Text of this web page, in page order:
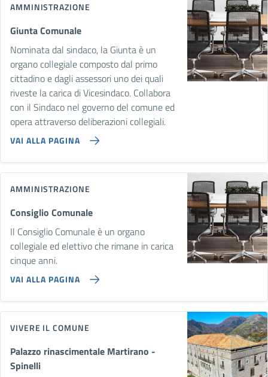
AMMINISTRAZIONE
Giunta Comunale
Nominata dal sindaco, la Giunta è un
organo collegiale composto dal primo
cittadino e dagli assessori uno dei quali
riveste la carica di Vicesindaco. Collabora
con il Sindaco nel governo del comune ed
opera attraverso deliberazioni collegiali.
VAI ALLA PAGINA
AMMINISTRAZIONE
Consiglio Comunale
Il Consiglio Comunale è un organo
collegiale ed elettivo che rimane in carica
cinque anni.
VAI ALLA PAGINA
VIVERE IL COMUNE
Palazzo rinascimentale Martirano -
Spinelli